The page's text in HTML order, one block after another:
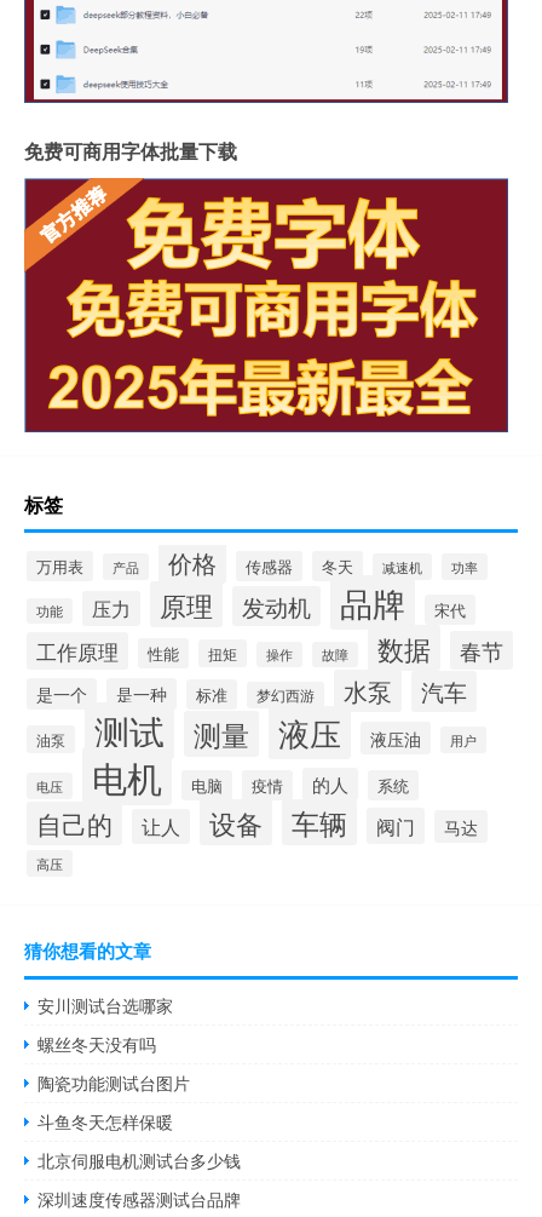
免费可商用字体批量下载
标签
万用表 产品 价格 传感器 冬天 减速机 功率
功能 压力 原理 发动机 品牌 宋代
工作原理 性能 扭矩 操作 故障 数据 春节
是一个 是一种 标准 梦幻西游 水泵 汽车
油泵 测试 测量 液压 液压油 用户
电压 电机 电脑 疫情 的人 系统
自己的 让人 设备 车辆 阀门 马达
高压
猜你想看的文章
安川测试台选哪家
螺丝冬天没有吗
陶瓷功能测试台图片
斗鱼冬天怎样保暖
北京伺服电机测试台多少钱
深圳速度传感器测试台品牌